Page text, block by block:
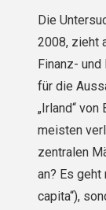
Die
2008, zieht
Finanz-
für die
„Irland“
meisten
zentralen
an? Es geht
capita“),